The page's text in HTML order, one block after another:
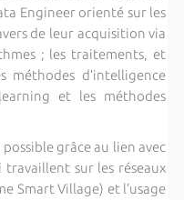
Engineer orienté sur les
de leur acquisition via
; les traitements, et
d’intelligence
et les méthodes
grâce au lien avec
travaillent sur les réseaux
Smart Village) et l’usage